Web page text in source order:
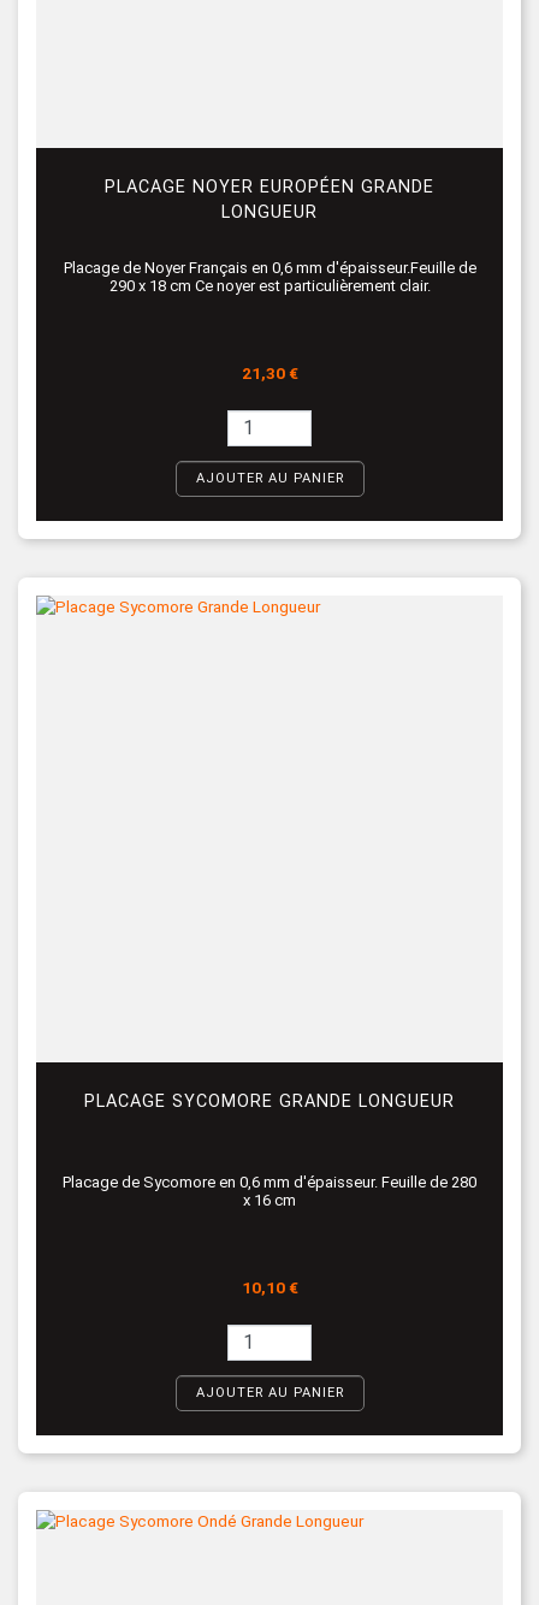
PLACAGE NOYER EUROPÉEN GRANDE
LONGUEUR
Placage de Noyer Français en 0,6 mm d'épaisseur.Feuille de
290 x 18 cm Ce noyer est particulièrement clair.
Prix
21,30 €
AJOUTER AU PANIER
PLACAGE SYCOMORE GRANDE LONGUEUR
Placage de Sycomore en 0,6 mm d'épaisseur. Feuille de 280
x 16 cm
Prix
10,10 €
AJOUTER AU PANIER